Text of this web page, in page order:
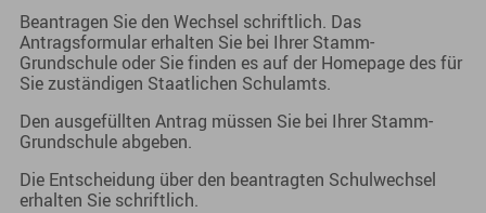
Beantragen Sie den Wechsel schriftlich. Das
Antragsformular erhalten Sie bei Ihrer Stamm-
Grundschule oder Sie finden es auf der Homepage des für
Sie zuständigen Staatlichen Schulamts.
Den ausgefüllten Antrag müssen Sie bei Ihrer Stamm-
Grundschule abgeben.
Die Entscheidung über den beantragten Schulwechsel
erhalten Sie schriftlich.